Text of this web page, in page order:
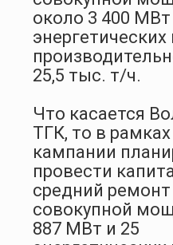
около 3 400 МВт
энергетических
25,5 тыс. т/ч.
Что касается
ТГК, то в
кампании
провести
средний ремонт
совокупной
887 МВт и 25